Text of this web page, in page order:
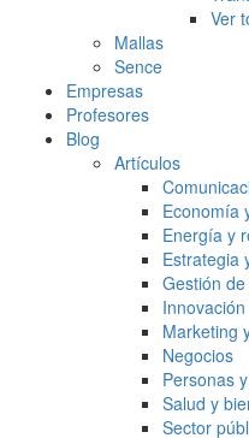
Ver
Mallas
Sence
Empresas
Profesores
Blog
Artículos
Economía
Energía y
Estrategia
Gestión
Marketing
Negocios
Personas
Salud y
Sector